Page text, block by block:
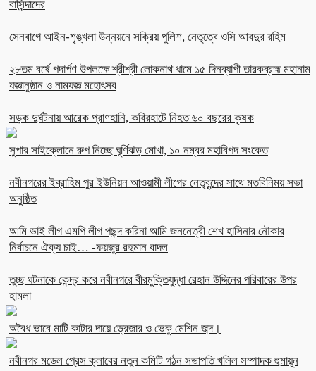
বাসিন্দাদের
সেনবাগে আইন-শৃঙ্খলা উন্নয়নে সক্রিয় পুলিশ, নেতৃত্বে ওসি আবদুর রহিম
২৮তম বর্ষে পদার্পণ উপলক্ষে শ্রীশ্রী লোকনাথ ধামে ১৫ দিনব্যাপী তারকব্রহ্ম মহানাম
যজ্ঞানুষ্ঠান ও নামযজ্ঞ মহোৎসব
সড়ক দুর্ঘটনায় আরেক প্রাণহানি, কবিরহাটে নিহত ৬০ বছরের কৃষক
সুপার সাইক্লোনে রুপ নিচ্ছে ঘূর্ণিঝড় মোখা, ১০ নম্বর মহাবিপদ সংকেত
নবীনগরের ইব্রাহিম পুর ইউনিয়ন আওয়ামী লীগের নেতৃবৃন্দের সাথে মতবিনিময় সভা
অনুষ্ঠিত
আমি ভাই লীগ এমপি লীগ পছন্দ করিনা আমি জননেত্রী শেখ হাসিনার নৌকার
নির্বাচনে ঐক্য চাই… -ফয়জুর রহমান বাদল
তুচ্ছ ঘটনাকে কেন্দ্র করে নবীনগরে বীরমুক্তিযুদ্ধা রেহান উদ্দিনের পরিবারের উপর
হামলা
অবৈধ ভাবে মাটি কাটার দায়ে ড্রেজার ও ভেকু মেশিন জব্দ।
নবীনগর মডেল প্রেস ক্লাবের নতুন কমিটি গঠন সভাপতি খলিল সম্পাদক হুমায়ূন